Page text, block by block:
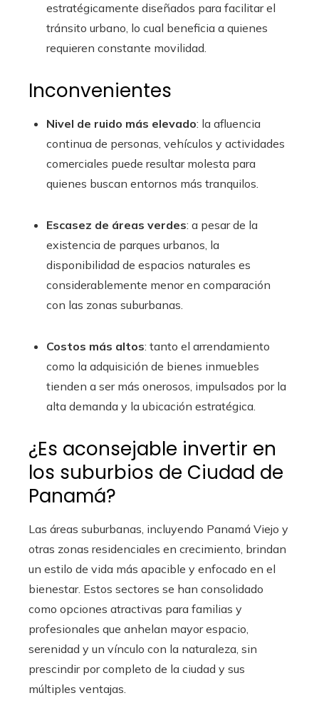
estratégicamente diseñados para facilitar el
tránsito urbano, lo cual beneficia a quienes
requieren constante movilidad.
Inconvenientes
Nivel de ruido más elevado: la afluencia
continua de personas, vehículos y actividades
comerciales puede resultar molesta para
quienes buscan entornos más tranquilos.
Escasez de áreas verdes: a pesar de la
existencia de parques urbanos, la
disponibilidad de espacios naturales es
considerablemente menor en comparación
con las zonas suburbanas.
Costos más altos: tanto el arrendamiento
como la adquisición de bienes inmuebles
tienden a ser más onerosos, impulsados por la
alta demanda y la ubicación estratégica.
¿Es aconsejable invertir en
los suburbios de Ciudad de
Panamá?
Las áreas suburbanas, incluyendo Panamá Viejo y
otras zonas residenciales en crecimiento, brindan
un estilo de vida más apacible y enfocado en el
bienestar. Estos sectores se han consolidado
como opciones atractivas para familias y
profesionales que anhelan mayor espacio,
serenidad y un vínculo con la naturaleza, sin
prescindir por completo de la ciudad y sus
múltiples ventajas.